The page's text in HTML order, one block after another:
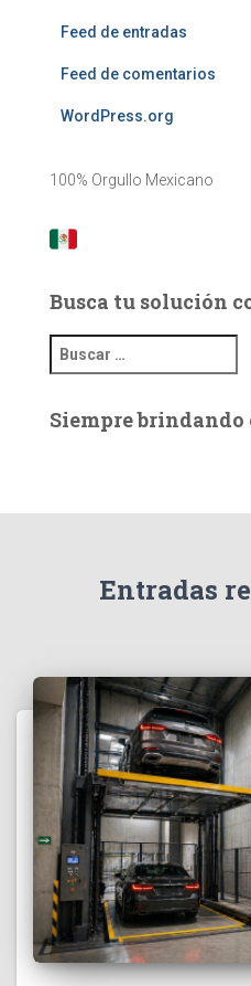
Feed de entradas
Feed de comentarios
WordPress.org
100% Orgullo Mexicano
Busca tu solución
u
c
Siempre
Entradas